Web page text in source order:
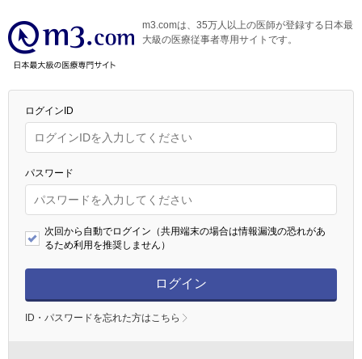
m3.comは、35万人以上の医師が登録する日本最
大級の医療従事者専用サイトです。
ログインID
パスワード
次回から自動でログイン（共用端末の場合は情報漏洩の恐れがあ
るため利用を推奨しません）
ログイン
ID・パスワードを忘れた方はこちら